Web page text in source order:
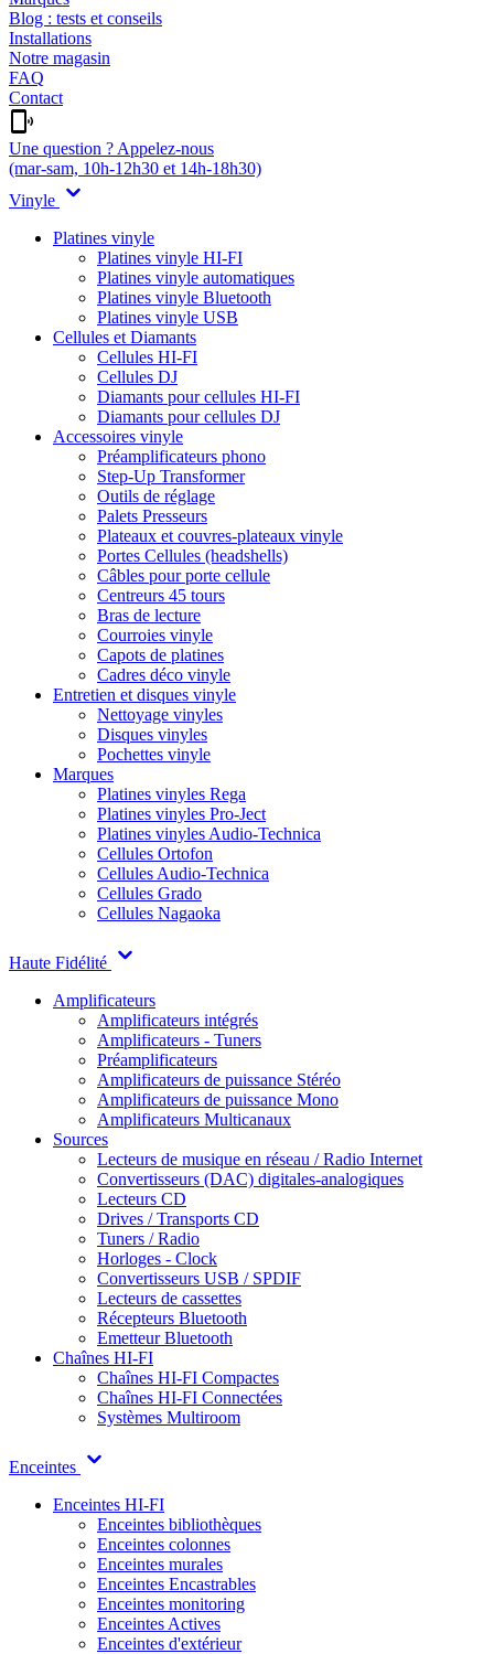
Blog : tests et conseils
Installations
Notre magasin
FAQ
Contact
Une question ? Appelez-nous
(mar-sam, 10h-12h30 et 14h-18h30)
Vinyle
Platines vinyle
Platines vinyle HI-FI
Platines vinyle automatiques
Platines vinyle Bluetooth
Platines vinyle USB
Cellules et Diamants
Cellules HI-FI
Cellules DJ
Diamants pour cellules HI-FI
Diamants pour cellules DJ
Accessoires vinyle
Préamplificateurs phono
Step-Up Transformer
Outils de réglage
Palets Presseurs
Plateaux et couvres-plateaux vinyle
Portes Cellules (headshells)
Câbles pour porte cellule
Centreurs 45 tours
Bras de lecture
Courroies vinyle
Capots de platines
Cadres déco vinyle
Entretien et disques vinyle
Nettoyage vinyles
Disques vinyles
Pochettes vinyle
Marques
Platines vinyles Rega
Platines vinyles Pro-Ject
Platines vinyles Audio-Technica
Cellules Ortofon
Cellules Audio-Technica
Cellules Grado
Cellules Nagaoka
Haute Fidélité
Amplificateurs
Amplificateurs intégrés
Amplificateurs - Tuners
Préamplificateurs
Amplificateurs de puissance Stéréo
Amplificateurs de puissance Mono
Amplificateurs Multicanaux
Sources
Lecteurs de musique en réseau / Radio Internet
Convertisseurs (DAC) digitales-analogiques
Lecteurs CD
Drives / Transports CD
Tuners / Radio
Horloges - Clock
Convertisseurs USB / SPDIF
Lecteurs de cassettes
Récepteurs Bluetooth
Emetteur Bluetooth
Chaînes HI-FI
Chaînes HI-FI Compactes
Chaînes HI-FI Connectées
Systèmes Multiroom
Enceintes
Enceintes HI-FI
Enceintes bibliothèques
Enceintes colonnes
Enceintes murales
Enceintes Encastrables
Enceintes monitoring
Enceintes Actives
Enceintes d'extérieur